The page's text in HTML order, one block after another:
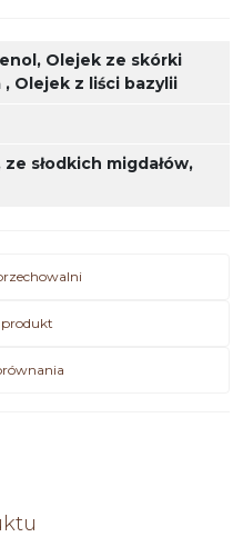
, Olejek ze skórki
, Olejek z liści bazylii
ze słodkich migdałów,